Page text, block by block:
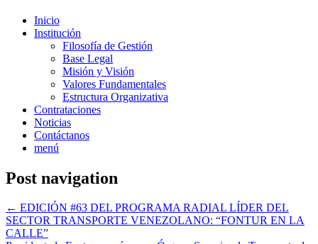
Inicio
Institución
Filosofía de Gestión
Base Legal
Misión y Visión
Valores Fundamentales
Estructura Organizativa
Contrataciones
Noticias
Contáctanos
menú
Post navigation
← EDICIÓN #63 DEL PROGRAMA RADIAL LÍDER DEL
SECTOR TRANSPORTE VENEZOLANO: “FONTUR EN LA
CALLE”